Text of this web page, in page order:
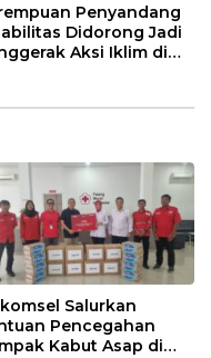
Penyandang
Didorong Jadi
Aksi Iklim di
Salurkan
Pencegahan
Kabut Asap di